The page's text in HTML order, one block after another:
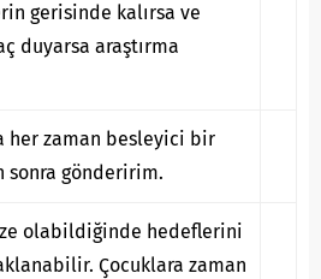
gerisinde kalırsa ve
duyarsa araştırma
her zaman besleyici bir
sonra gönderirim.
olabildiğinde hedeflerini
Çocuklara zaman